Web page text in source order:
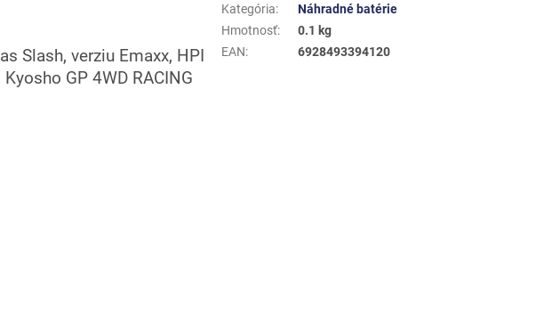
Slash, verziu Emaxx, HPI
GP 4WD RACING
Kategória:
Náhradné batérie
Hmotnosť:
0.1 kg
EAN: 6928493394120